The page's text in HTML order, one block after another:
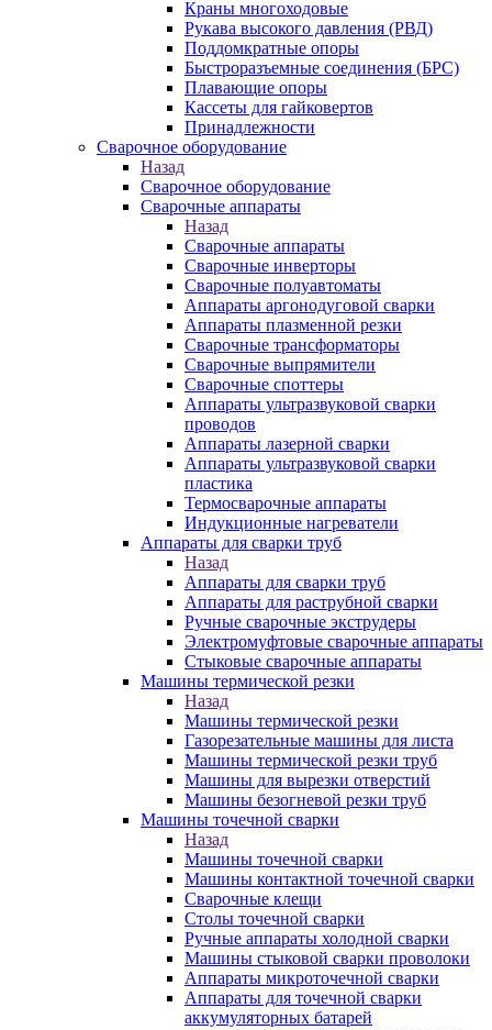
Краны многоходовые
Рукава высокого давления (РВД)
Поддомкратные опоры
Быстроразъемные соединения (БРС)
Плавающие опоры
Кассеты для гайковертов
Принадлежности
Сварочное оборудование
Назад
Сварочное оборудование
Сварочные аппараты
Назад
Сварочные аппараты
Сварочные инверторы
Сварочные полуавтоматы
Аппараты аргонодуговой сварки
Аппараты плазменной резки
Сварочные трансформаторы
Сварочные выпрямители
Сварочные споттеры
Аппараты ультразвуковой сварки
проводов
Аппараты лазерной сварки
Аппараты ультразвуковой сварки
пластика
Термосварочные аппараты
Индукционные нагреватели
Аппараты для сварки труб
Назад
Аппараты для сварки труб
Аппараты для раструбной сварки
Ручные сварочные экструдеры
Электромуфтовые сварочные аппараты
Стыковые сварочные аппараты
Машины термической резки
Назад
Машины термической резки
Газорезательные машины для листа
Машины термической резки труб
Машины для вырезки отверстий
Машины безогневой резки труб
Машины точечной сварки
Назад
Машины точечной сварки
Машины контактной точечной сварки
Сварочные клещи
Столы точечной сварки
Ручные аппараты холодной сварки
Машины стыковой сварки проволоки
Аппараты микроточечной сварки
Аппараты для точечной сварки
аккумуляторных батарей